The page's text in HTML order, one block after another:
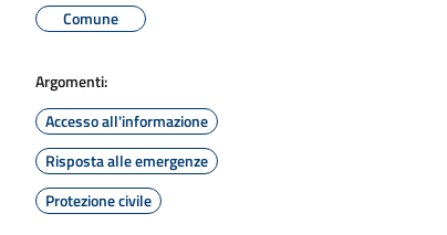
Comune
Argomenti:
Accesso all'informazione
Risposta alle emergenze
Protezione civile